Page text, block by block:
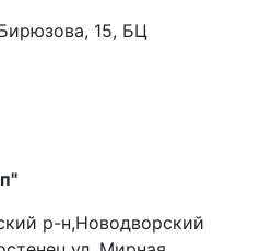
15, БЦ
р-н,Новодворский